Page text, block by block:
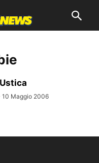
10 Maggio 2006